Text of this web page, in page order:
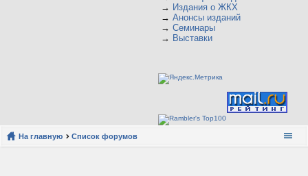
→ Издания о ЖКХ
→ Анонсы изданий
→ Семинары
→ Выставки
На главную Список форумов